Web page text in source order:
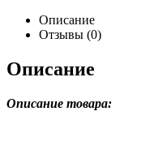
Описание
Отзывы (0)
Описание
Описание товара: